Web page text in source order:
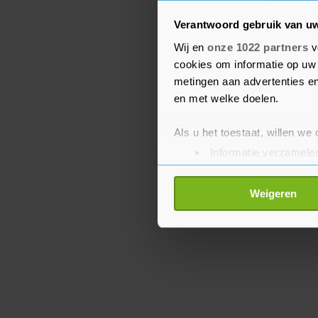
Verantwoord gebruik van
Wij en onze 1022 partners
cookies om informatie op
metingen aan advertenties
en met welke doelen.
Als u het toestaat, willen we
Informatie
Uw apparaat
Lees meer over hoe uw
toestemming op elk moment
Weigeren
door
consumptiegoederen
sterke vraag zorgde in
aanbod van
transportprijzen.